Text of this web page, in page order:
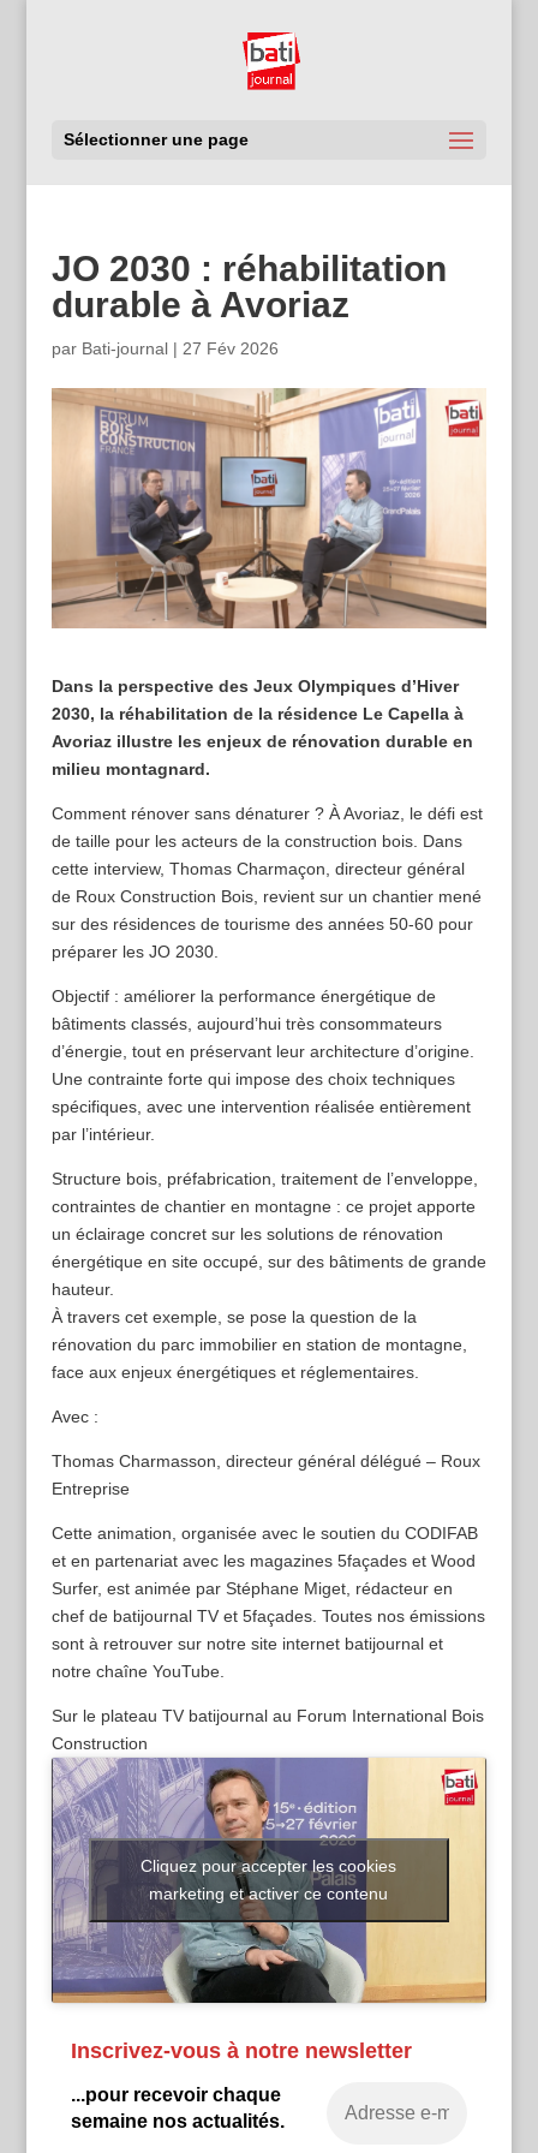
Sélectionner une page
JO 2030 : réhabilitation
durable à Avoriaz
par Bati-journal| 27 Fév 2026
Dans la perspective des Jeux Olympiques d’Hiver
2030, la réhabilitation de la résidence Le Capella à
Avoriaz illustre les enjeux de rénovation durable en
milieu montagnard.
Comment rénover sans dénaturer ? À Avoriaz, le défi est
de taille pour les acteurs de la construction bois. Dans
cette interview, Thomas Charmaçon, directeur général
de Roux Construction Bois, revient sur un chantier mené
sur des résidences de tourisme des années 50-60 pour
préparer les JO 2030.
Objectif : améliorer la performance énergétique de
bâtiments classés, aujourd’hui très consommateurs
d’énergie, tout en préservant leur architecture d’origine.
Une contrainte forte qui impose des choix techniques
spécifiques, avec une intervention réalisée entièrement
par l’intérieur.
Structure bois, préfabrication, traitement de l’enveloppe,
contraintes de chantier en montagne : ce projet apporte
un éclairage concret sur les solutions de rénovation
énergétique en site occupé, sur des bâtiments de grande
hauteur.
À travers cet exemple, se pose la question de la
rénovation du parc immobilier en station de montagne,
face aux enjeux énergétiques et réglementaires.
Avec :
Thomas Charmasson, directeur général délégué – Roux
Entreprise
Cette animation, organisée avec le soutien du CODIFAB
et en partenariat avec les magazines 5façades et Wood
Surfer, est animée par Stéphane Miget, rédacteur en
chef de batijournal TV et 5façades. Toutes nos émissions
sont à retrouver sur notre site internet batijournal et
notre chaîne YouTube.
Sur le plateau TV batijournal au Forum International Bois
Construction
Cliquez pour accepter les cookies
marketing et activer ce contenu
Inscrivez-vous à notre newsletter
...pour recevoir chaque
semaine nos actualités.